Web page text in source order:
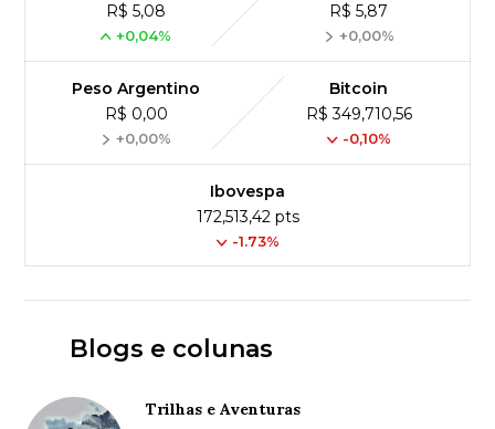
R$ 5,08
+0,04%
R$ 5,87
+0,00%
Peso Argentino
R$ 0,00
+0,00%
Bitcoin
R$ 349,710,56
-0,10%
Ibovespa
172,513,42 pts
-1.73%
Blogs e colunas
Trilhas e Aventuras